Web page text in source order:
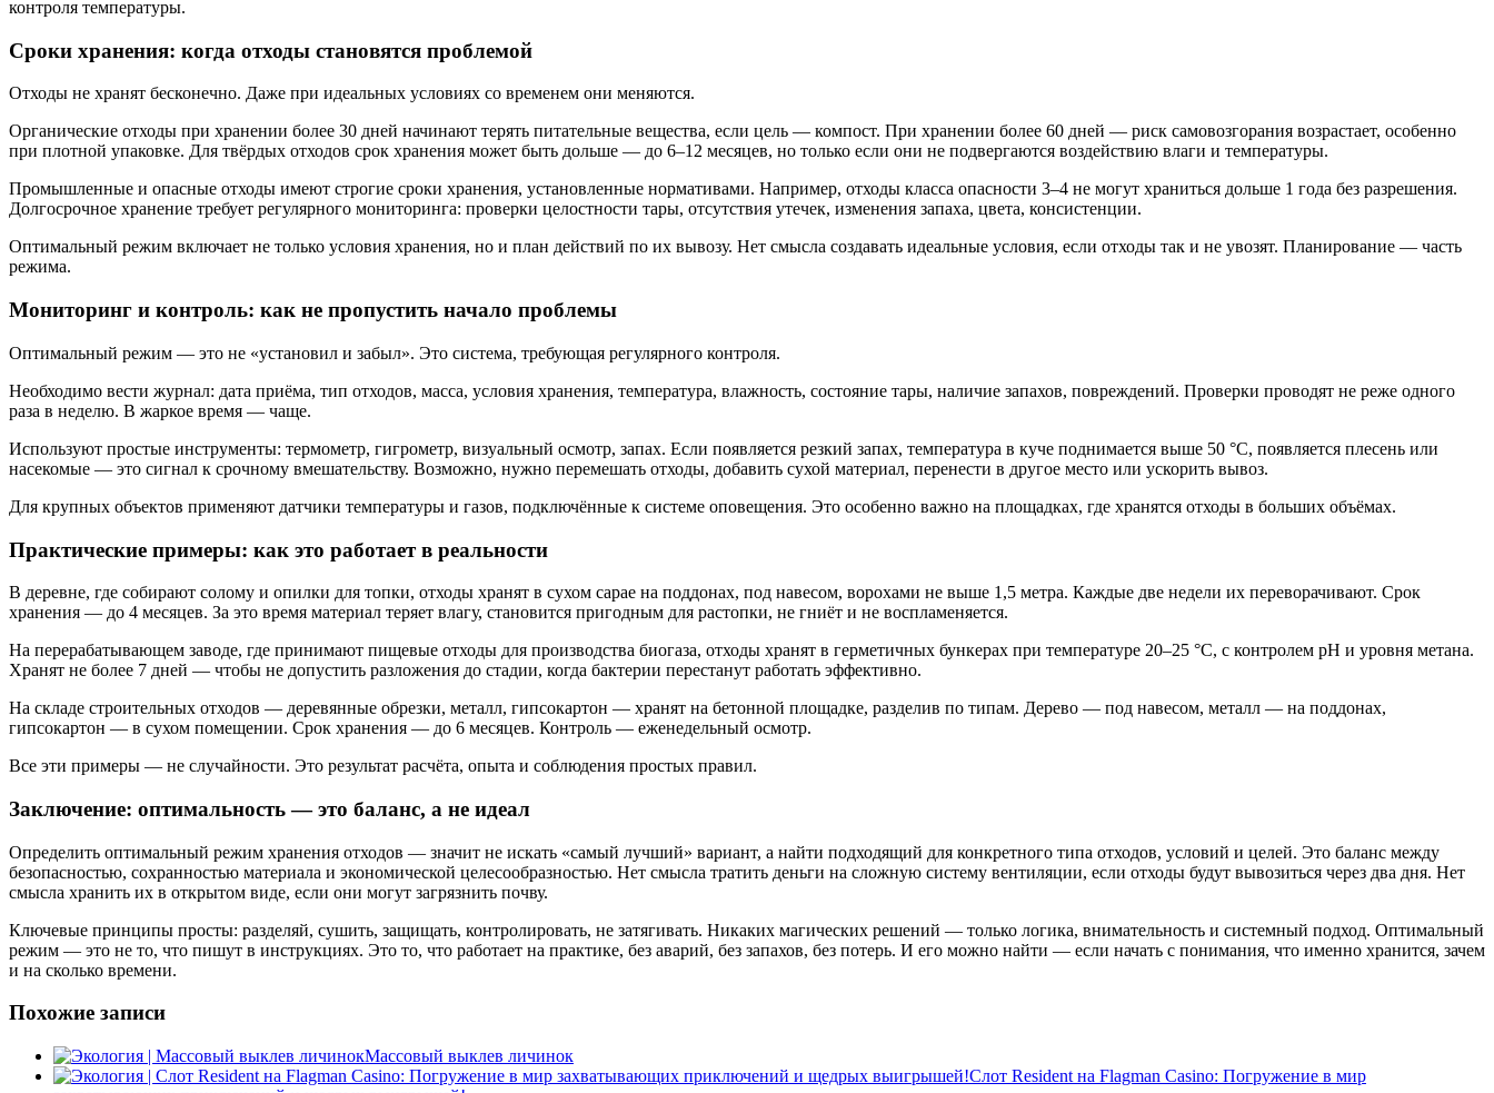
контроля температуры.
Сроки хранения: когда отходы становятся проблемой
Отходы не хранят бесконечно. Даже при идеальных условиях со временем они меняются.
Органические отходы при хранении более 30 дней начинают терять питательные вещества, если цель — компост. При хранении более 60 дней — риск самовозгорания возрастает, особенно
при плотной упаковке. Для твёрдых отходов срок хранения может быть дольше — до 6–12 месяцев, но только если они не подвергаются воздействию влаги и температуры.
Промышленные и опасные отходы имеют строгие сроки хранения, установленные нормативами. Например, отходы класса опасности 3–4 не могут храниться дольше 1 года без разрешения.
Долгосрочное хранение требует регулярного мониторинга: проверки целостности тары, отсутствия утечек, изменения запаха, цвета, консистенции.
Оптимальный режим включает не только условия хранения, но и план действий по их вывозу. Нет смысла создавать идеальные условия, если отходы так и не увозят. Планирование — часть
режима.
Мониторинг и контроль: как не пропустить начало проблемы
Оптимальный режим — это не «установил и забыл». Это система, требующая регулярного контроля.
Необходимо вести журнал: дата приёма, тип отходов, масса, условия хранения, температура, влажность, состояние тары, наличие запахов, повреждений. Проверки проводят не реже одного
раза в неделю. В жаркое время — чаще.
Используют простые инструменты: термометр, гигрометр, визуальный осмотр, запах. Если появляется резкий запах, температура в куче поднимается выше 50 °C, появляется плесень или
насекомые — это сигнал к срочному вмешательству. Возможно, нужно перемешать отходы, добавить сухой материал, перенести в другое место или ускорить вывоз.
Для крупных объектов применяют датчики температуры и газов, подключённые к системе оповещения. Это особенно важно на площадках, где хранятся отходы в больших объёмах.
Практические примеры: как это работает в реальности
В деревне, где собирают солому и опилки для топки, отходы хранят в сухом сарае на поддонах, под навесом, ворохами не выше 1,5 метра. Каждые две недели их переворачивают. Срок
хранения — до 4 месяцев. За это время материал теряет влагу, становится пригодным для растопки, не гниёт и не воспламеняется.
На перерабатывающем заводе, где принимают пищевые отходы для производства биогаза, отходы хранят в герметичных бункерах при температуре 20–25 °C, с контролем pH и уровня метана.
Хранят не более 7 дней — чтобы не допустить разложения до стадии, когда бактерии перестанут работать эффективно.
На складе строительных отходов — деревянные обрезки, металл, гипсокартон — хранят на бетонной площадке, разделив по типам. Дерево — под навесом, металл — на поддонах,
гипсокартон — в сухом помещении. Срок хранения — до 6 месяцев. Контроль — еженедельный осмотр.
Все эти примеры — не случайности. Это результат расчёта, опыта и соблюдения простых правил.
Заключение: оптимальность — это баланс, а не идеал
Определить оптимальный режим хранения отходов — значит не искать «самый лучший» вариант, а найти подходящий для конкретного типа отходов, условий и целей. Это баланс между
безопасностью, сохранностью материала и экономической целесообразностью. Нет смысла тратить деньги на сложную систему вентиляции, если отходы будут вывозиться через два дня. Нет
смысла хранить их в открытом виде, если они могут загрязнить почву.
Ключевые принципы просты: разделяй, сушить, защищать, контролировать, не затягивать. Никаких магических решений — только логика, внимательность и системный подход. Оптимальный
режим — это не то, что пишут в инструкциях. Это то, что работает на практике, без аварий, без запахов, без потерь. И его можно найти — если начать с понимания, что именно хранится, зачем
и на сколько времени.
Похожие записи
Массовый выклев личинок
Слот Resident на Flagman Casino: Погружение в мир